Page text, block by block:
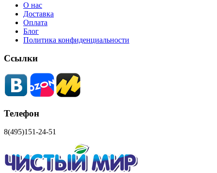
О нас
Доставка
Оплата
Блог
Политика конфиденциальности
Ссылки
Телефон
8(495)151-24-51